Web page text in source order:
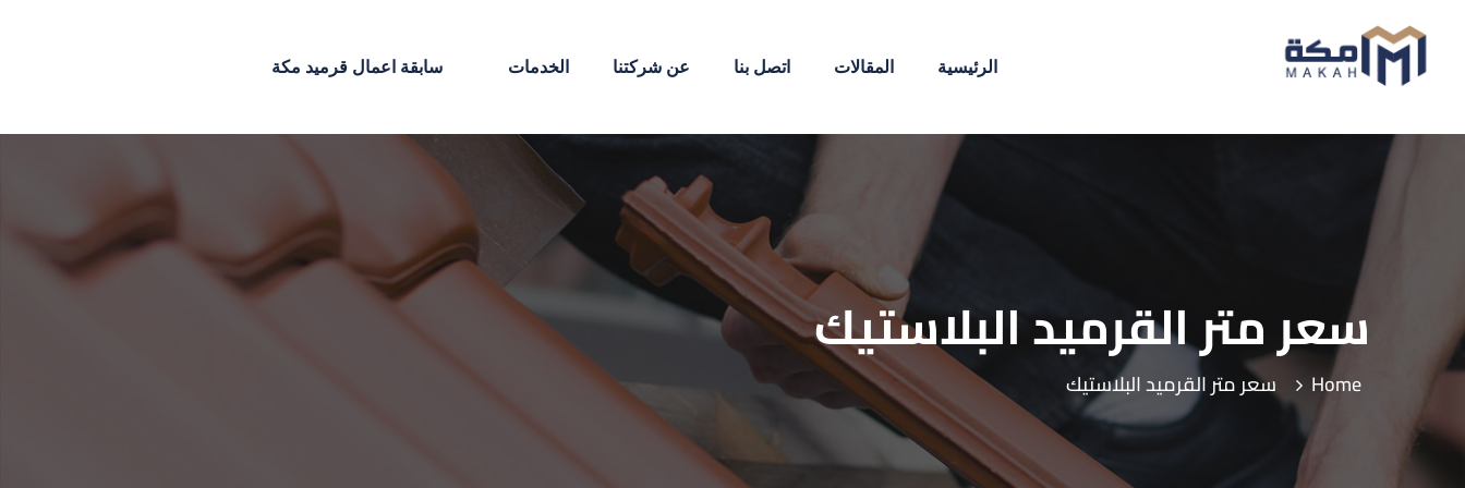
الرئيسية المقالات اتصل بنا عن شركتنا الخدمات سابقة اعمال قرميد مكة
سعر متر القرميد البلاستيك
Home سعر متر القرميد البلاستيك